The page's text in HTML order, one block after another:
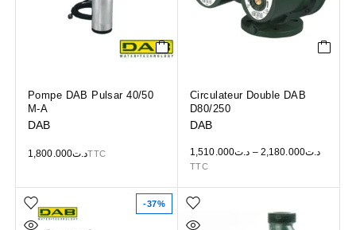
Pompe DAB Pulsar 40/50
M-A
DAB
د.ت1,800.000 TTC
Circulateur Double DAB
D80/250
DAB
د.ت1,510.000 – د.ت2,180.000
TTC
-37%